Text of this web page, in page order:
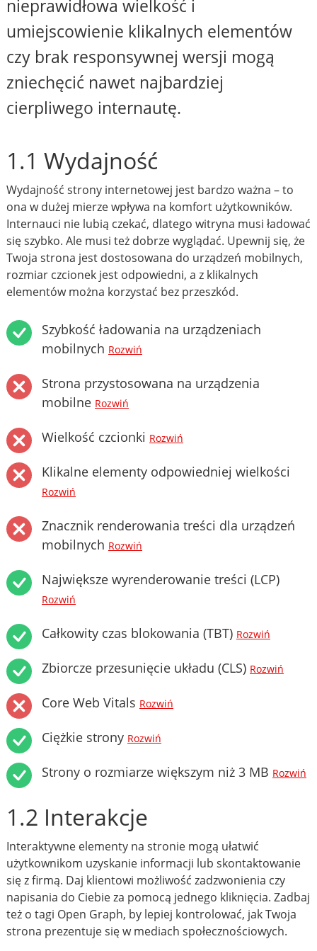
nieprawidłowa wielkość i
umiejscowienie klikalnych elementów
czy brak responsywnej wersji mogą
zniechęcić nawet najbardziej
cierpliwego internautę.
1.1 Wydajność
Wydajność strony internetowej jest bardzo ważna – to
ona w dużej mierze wpływa na komfort użytkowników.
Internauci nie lubią czekać, dlatego witryna musi ładować
się szybko. Ale musi też dobrze wyglądać. Upewnij się, że
Twoja strona jest dostosowana do urządzeń mobilnych,
rozmiar czcionek jest odpowiedni, a z klikalnych
elementów można korzystać bez przeszkód.
Szybkość ładowania na urządzeniach
mobilnych Rozwiń
Strona przystosowana na urządzenia
mobilne Rozwiń
Wielkość czcionki Rozwiń
Klikalne elementy odpowiedniej wielkości
Rozwiń
Znacznik renderowania treści dla urządzeń
mobilnych Rozwiń
Największe wyrenderowanie treści (LCP)
Rozwiń
Całkowity czas blokowania (TBT) Rozwiń
Zbiorcze przesunięcie układu (CLS) Rozwiń
Core Web Vitals Rozwiń
Ciężkie strony Rozwiń
Strony o rozmiarze większym niż 3 MB Rozwiń
1.2 Interakcje
Interaktywne elementy na stronie mogą ułatwić
użytkownikom uzyskanie informacji lub skontaktowanie
się z firmą. Daj klientowi możliwość zadzwonienia czy
napisania do Ciebie za pomocą jednego kliknięcia. Zadbaj
też o tagi Open Graph, by lepiej kontrolować, jak Twoja
strona prezentuje się w mediach społecznościowych.